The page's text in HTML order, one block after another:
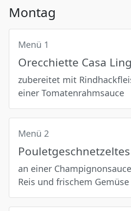
Montag
Menü 1
Orecchiette Casa
zubereitet mit
einer Tomatenrahmsauce
Menü 2
Pouletgeschnetzeltes
an einer
Reis und frischem Gemüse